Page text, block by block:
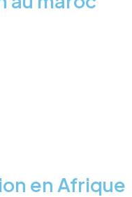
en Afrique